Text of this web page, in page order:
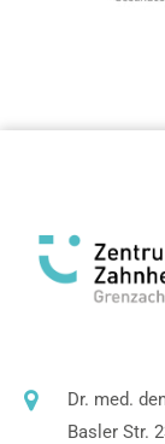
Dr. med.
Basler Str.